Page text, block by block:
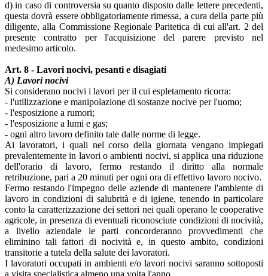
d) in caso di controversia su quanto disposto dalle lettere precedenti,
questa dovrà essere obbligatoriamente rimessa, a cura della parte più
diligente, alla Commissione Regionale Paritetica di cui all'art. 2 del
presente contratto per l'acquisizione del parere previsto nel
medesimo articolo.
Art. 8 - Lavori nocivi, pesanti e disagiati
A) Lavori nocivi
Si considerano nocivi i lavori per il cui espletamento ricorra:
- l'utilizzazione e manipolazione di sostanze nocive per l'uomo;
- l'esposizione a rumori;
- l'esposizione a lumi e gas;
- ogni altro lavoro definito tale dalle norme di legge.
Ai lavoratori, i quali nel corso della giornata vengano impiegati
prevalentemente in lavori o ambienti nocivi, si applica una riduzione
dell'orario di lavoro, fermo restando il diritto alla normale
retribuzione, pari a 20 minuti per ogni ora di effettivo lavoro nocivo.
Fermo restando l'impegno delle aziende di mantenere l'ambiente di
lavoro in condizioni di salubrità e di igiene, tenendo in particolare
conto la caratterizzazione dei settori nei quali operano le cooperative
agricole, in presenza di eventuali riconosciute condizioni di nocività,
a livello aziendale le parti concorderanno provvedimenti che
eliminino tali fattori di nocività e, in questo ambito, condizioni
transitorie a tutela della salute dei lavoratori.
I lavoratori occupati in ambienti e/o lavori nocivi saranno sottoposti
a visita specialistica almeno una volta l'anno.